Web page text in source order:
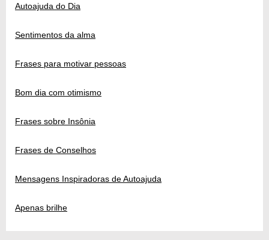
Autoajuda do Dia
Sentimentos da alma
Frases para motivar pessoas
Bom dia com otimismo
Frases sobre Insônia
Frases de Conselhos
Mensagens Inspiradoras de Autoajuda
Apenas brilhe